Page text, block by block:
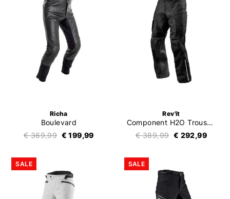
Richa
Boulevard
€ 369,99 € 199,99
Rev'it
Component H2O Trousers
€ 389,99 € 292,99
SALE SALE